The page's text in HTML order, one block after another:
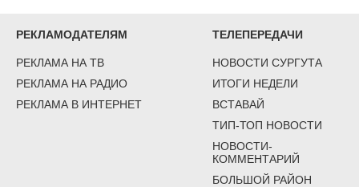
РЕКЛАМОДАТЕЛЯМ
РЕКЛАМА НА ТВ
РЕКЛАМА НА РАДИО
РЕКЛАМА В ИНТЕРНЕТ
ТЕЛЕПЕРЕДАЧИ
НОВОСТИ СУРГУТА
ИТОГИ НЕДЕЛИ
ВСТАВАЙ
ТИП-ТОП НОВОСТИ
НОВОСТИ-
КОММЕНТАРИЙ
БОЛЬШОЙ РАЙОН